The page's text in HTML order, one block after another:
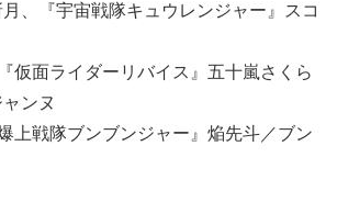
、『宇宙戦隊キュウレンジャー』スコ
仮面ライダーリバイス』五十嵐さくら
ンヌ
上戦隊ブンブンジャー』焔先斗／ブン